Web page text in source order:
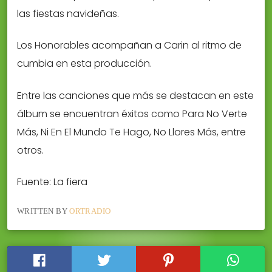
las fiestas navideñas.
Los Honorables acompañan a Carin al ritmo de
cumbia en esta producción.
Entre las canciones que más se destacan en este
álbum se encuentran éxitos como Para No Verte
Más, Ni En El Mundo Te Hago, No Llores Más, entre
otros.
Fuente: La fiera
WRITTEN BYORTRADIO